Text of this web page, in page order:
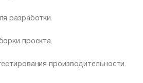
разработки.
проекта.
производительности.